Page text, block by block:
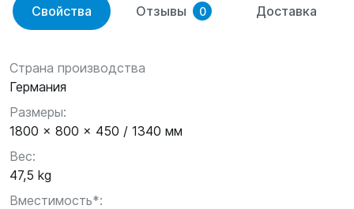
Свойства Отзывы 0 Доставка
Страна производства
Германия
Размеры:
1800 x 800 x 450 / 1340 мм
Вес:
47,5 kg
Вместимость*: